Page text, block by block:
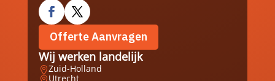
Offerte Aanvragen
Wij werken landelijk
Zuid-Holland
Utrecht